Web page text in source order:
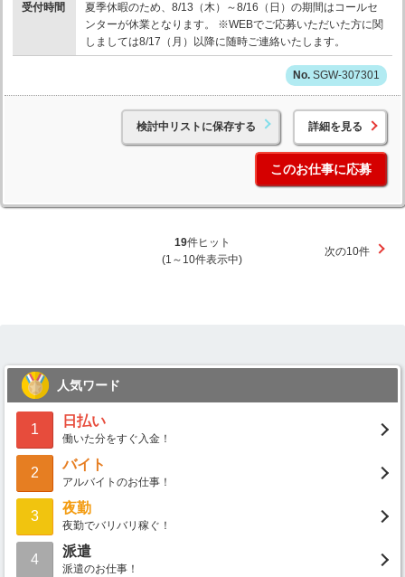
受付時間
夏季休暇のため、8/13（木）～8/16（日）の期間はコールセ
ンターが休業となります。 ※WEBでご応募いただいた方に関
しましては8/17（月）以降に随時ご連絡いたします。
SGW-307301
検討中リストに保存する 詳細を見る
このお仕事に応募
19件ヒット
(1～10件表示中)
次の10件
人気ワード
1
日払い
働いた分をすぐ入金！
2
バイト
アルバイトのお仕事！
3
夜勤
夜勤でバリバリ稼ぐ！
4
派遣
派遣のお仕事！